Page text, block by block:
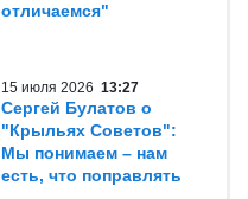
отличаемся"
15 июля 2026 13:27
Сергей Булатов о
"Крыльях Советов":
Мы понимаем – нам
есть, что поправлять